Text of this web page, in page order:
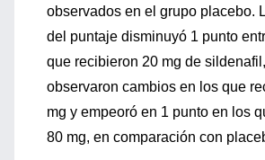
observados en el grupo placebo.
del puntaje disminuyó 1 punto
que recibieron 20 mg de
observaron cambios en los que
mg y empeoró en 1 punto en los
80 mg, en comparación con